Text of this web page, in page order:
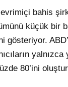
bahis
küçük bir
gösteriyor.
80’ini